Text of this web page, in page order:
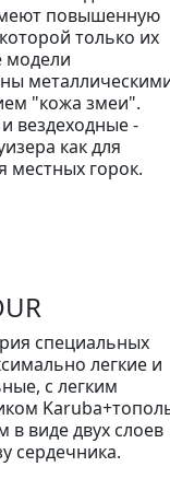
повышенную
только их
модели
"кожа змеи".
вездеходные -
как для
местных горок.
специальных
легкие и
с легким
в виде двух слоев
сердечника.